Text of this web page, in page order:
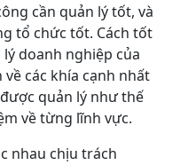
cần quản lý tốt, và
tổ chức tốt. Cách tốt
doanh nghiệp của
các khía cạnh nhất
quản lý như thế
về từng lĩnh vực.
nhau chịu trách